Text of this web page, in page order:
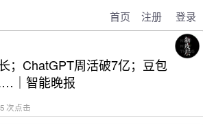
首页 注册 登录
；ChatGPT周活破7亿；豆包
｜智能晚报
次点击